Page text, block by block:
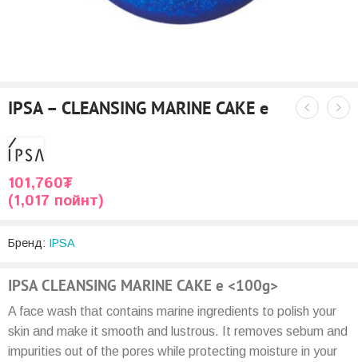
IPSA – CLEANSING MARINE CAKE e
101,760₮
(1,017 пойнт)
Бренд: IPSA
IPSA CLEANSING MARINE CAKE e <100g>
A face wash that contains marine ingredients to polish your
skin and make it smooth and lustrous. It removes sebum and
impurities out of the pores while protecting moisture in your